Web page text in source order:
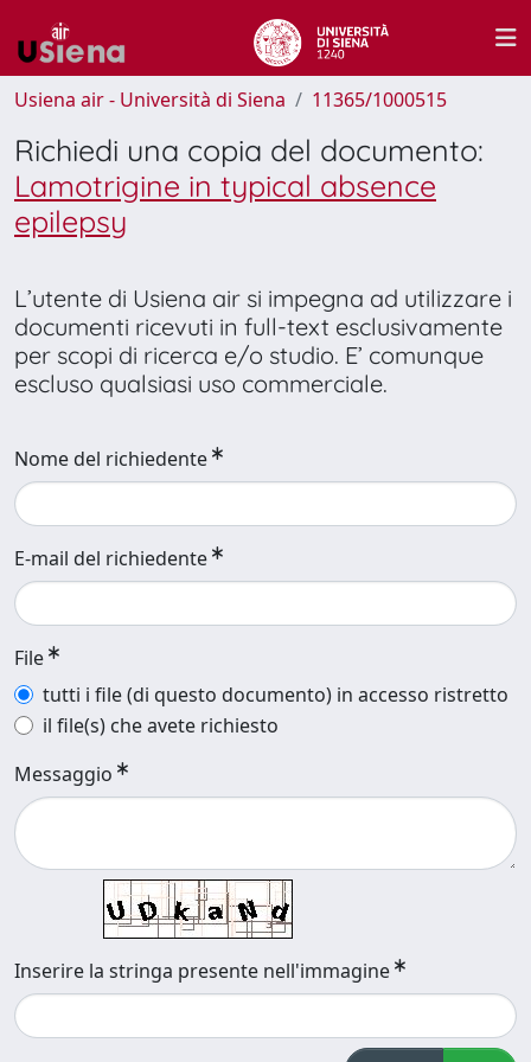
Usiena air - Università di Siena 11365/1000515
Richiedi una copia del documento:
Lamotrigine in typical absence
epilepsy
L’utente di Usiena air si impegna ad utilizzare i
documenti ricevuti in full-text esclusivamente
per scopi di ricerca e/o studio. E’ comunque
escluso qualsiasi uso commerciale.
Nome del richiedente
E-mail del richiedente
File
tutti i file (di questo documento) in accesso ristretto
il file(s) che avete richiesto
Messaggio
Inserire la stringa presente nell'immagine